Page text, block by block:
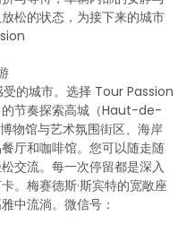
松的状态，为接下来的城市
的城市。选择 Tour Passion
的节奏探索高城（Haut-de-
物馆与艺术氛围街区、海岸
厅和咖啡馆。您可以随走随
交流。每一次停留都是深入
。梅赛德斯·斯宾特的宽敞座
中流淌。微信号：